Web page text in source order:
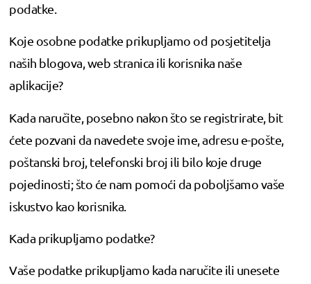
podatke.
Koje osobne podatke prikupljamo od posjetitelja
naših blogova, web stranica ili korisnika naše
aplikacije?
Kada naručite, posebno nakon što se registrirate, bit
ćete pozvani da navedete svoje ime, adresu e-pošte,
poštanski broj, telefonski broj ili bilo koje druge
pojedinosti; što će nam pomoći da poboljšamo vaše
iskustvo kao korisnika.
Kada prikupljamo podatke?
Vaše podatke prikupljamo kada naručite ili unesete